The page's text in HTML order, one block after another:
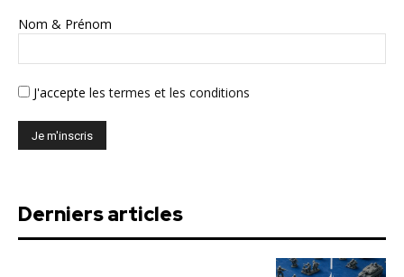
Nom & Prénom
J'accepte les termes et les conditions
Derniers articles